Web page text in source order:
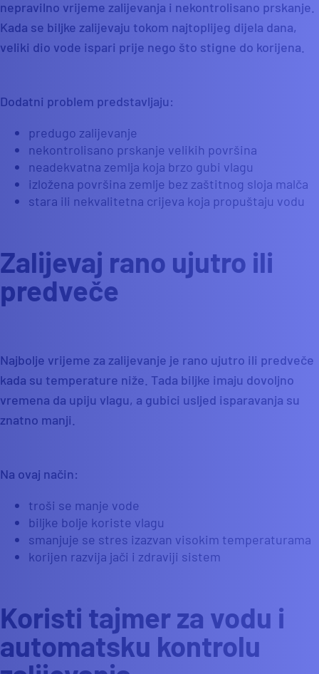
nepravilno vrijeme zalijevanja i nekontrolisano prskanje.
Kada se biljke zalijevaju tokom najtoplijeg dijela dana,
veliki dio vode ispari prije nego što stigne do korijena.
Dodatni problem predstavljaju:
predugo zalijevanje
nekontrolisano prskanje velikih površina
neadekvatna zemlja koja brzo gubi vlagu
izložena površina zemlje bez zaštitnog sloja malča
stara ili nekvalitetna crijeva koja propuštaju vodu
Zalijevaj rano ujutro ili
predveče
Najbolje vrijeme za zalijevanje je rano ujutro ili predveče
kada su temperature niže. Tada biljke imaju dovoljno
vremena da upiju vlagu, a gubici usljed isparavanja su
znatno manji.
Na ovaj način:
troši se manje vode
biljke bolje koriste vlagu
smanjuje se stres izazvan visokim temperaturama
korijen razvija jači i zdraviji sistem
Koristi tajmer za vodu i
automatsku kontrolu